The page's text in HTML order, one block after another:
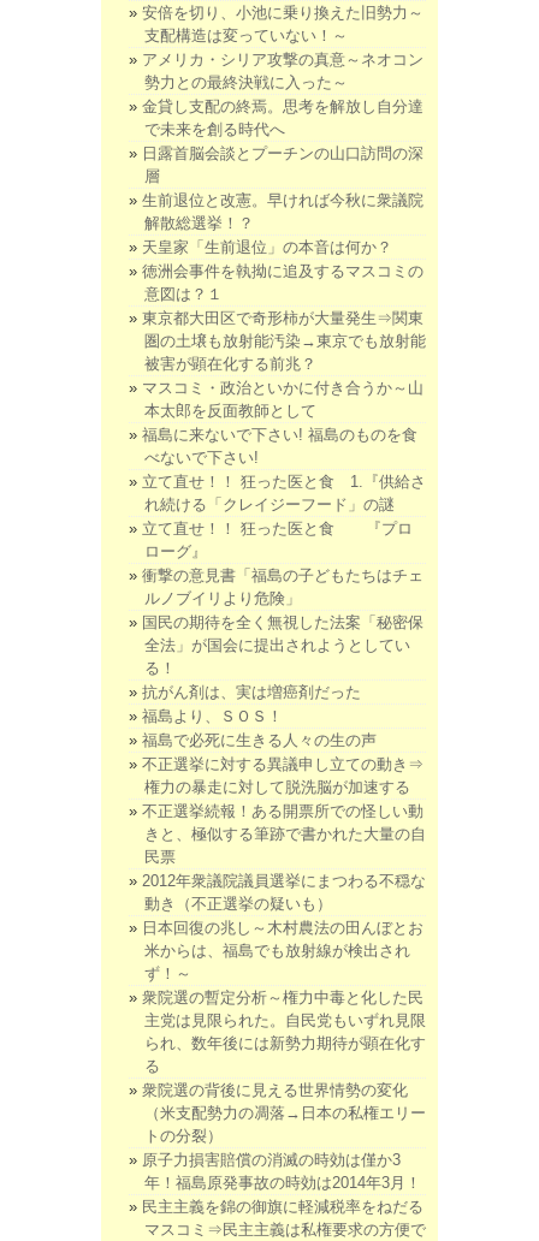
安倍を切り、小池に乗り換えた旧勢力～
支配構造は変っていない！～
アメリカ・シリア攻撃の真意～ネオコン
勢力との最終決戦に入った～
金貸し支配の終焉。思考を解放し自分達
で未来を創る時代へ
日露首脳会談とプーチンの山口訪問の深
層
生前退位と改憲。早ければ今秋に衆議院
解散総選挙！？
天皇家「生前退位」の本音は何か？
徳洲会事件を執拗に追及するマスコミの
意図は？１
東京都大田区で奇形柿が大量発生⇒関東
圏の土壌も放射能汚染→東京でも放射能
被害が顕在化する前兆？
マスコミ・政治といかに付き合うか～山
本太郎を反面教師として
福島に来ないで下さい! 福島のものを食
べないで下さい!
立て直せ！！ 狂った医と食 1.『供給さ
れ続ける「クレイジーフード」の謎
立て直せ！！ 狂った医と食 『プロ
ローグ』
衝撃の意見書「福島の子どもたちはチェ
ルノブイリより危険」
国民の期待を全く無視した法案「秘密保
全法」が国会に提出されようとしてい
る！
抗がん剤は、実は増癌剤だった
福島より、ＳＯＳ！
福島で必死に生きる人々の生の声
不正選挙に対する異議申し立ての動き⇒
権力の暴走に対して脱洗脳が加速する
不正選挙続報！ある開票所での怪しい動
きと、極似する筆跡で書かれた大量の自
民票
2012年衆議院議員選挙にまつわる不穏な
動き（不正選挙の疑いも）
日本回復の兆し～木村農法の田んぼとお
米からは、福島でも放射線が検出され
ず！～
衆院選の暫定分析～権力中毒と化した民
主党は見限られた。自民党もいずれ見限
られ、数年後には新勢力期待が顕在化す
る
衆院選の背後に見える世界情勢の変化
（米支配勢力の凋落→日本の私権エリー
トの分裂）
原子力損害賠償の消滅の時効は僅か3
年！福島原発事故の時効は2014年3月！
民主主義を錦の御旗に軽減税率をねだる
マスコミ⇒民主主義は私権要求の方便で